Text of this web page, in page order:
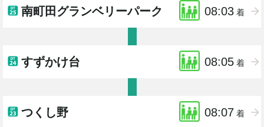
南町田グランベリーパーク 08:03 着
すずかけ台 08:05 着
つくし野 08:07 着